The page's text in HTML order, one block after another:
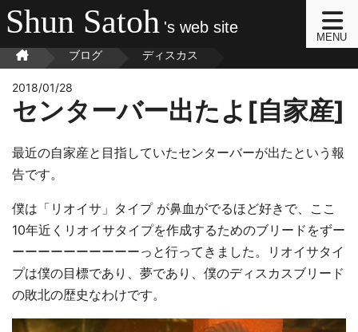
Shun Satoh 's web site
MENU
ブログ ディスカス
2018/01/28
センターバー出たよ[自家産]
最近の自家産と目指していたセンターバーが出たという報
告です。
僕は「リオイサ」タイプ が鼻血がでるほど好きで、ここ
10年近くリオイサタイプを作成するためのブリードをずー
ーーーーーーーーーーっと行ってきました。リオイサタイ
プは僕の目標であり、夢であり、僕のディスカスブリード
の敗北の歴史なわけです。